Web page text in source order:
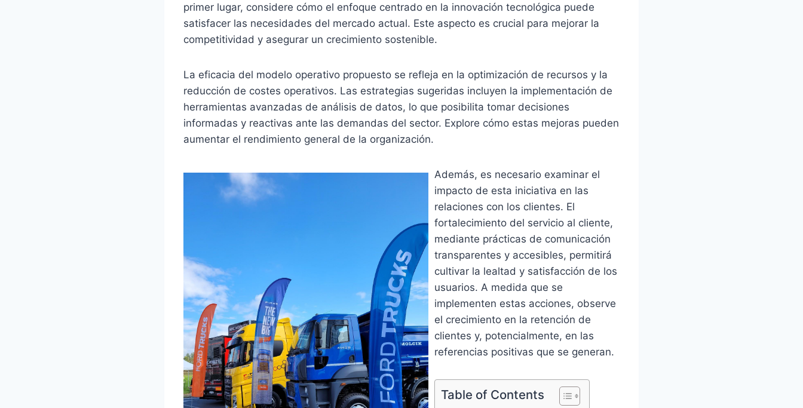
primer lugar, considere cómo el enfoque centrado en la innovación tecnológica puede
satisfacer las necesidades del mercado actual. Este aspecto es crucial para mejorar la
competitividad y asegurar un crecimiento sostenible.
La eficacia del modelo operativo propuesto se refleja en la optimización de recursos y la
reducción de costes operativos. Las estrategias sugeridas incluyen la implementación de
herramientas avanzadas de análisis de datos, lo que posibilita tomar decisiones
informadas y reactivas ante las demandas del sector. Explore cómo estas mejoras pueden
aumentar el rendimiento general de la organización.
Además, es necesario examinar el
impacto de esta iniciativa en las
relaciones con los clientes. El
fortalecimiento del servicio al cliente,
mediante prácticas de comunicación
transparentes y accesibles, permitirá
cultivar la lealtad y satisfacción de los
usuarios. A medida que se
implementen estas acciones, observe
el crecimiento en la retención de
clientes y, potencialmente, en las
referencias positivas que se generan.
Table of Contents